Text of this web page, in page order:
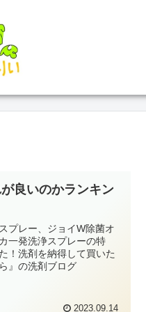
良いのかランキン
プレー、ジョイW除菌オ
一発洗浄スプレーの特
！洗剤を納得して買いた
』の洗剤ブログ
2023.09.14